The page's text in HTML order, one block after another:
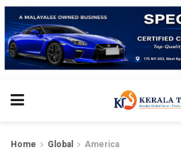
Home Global America